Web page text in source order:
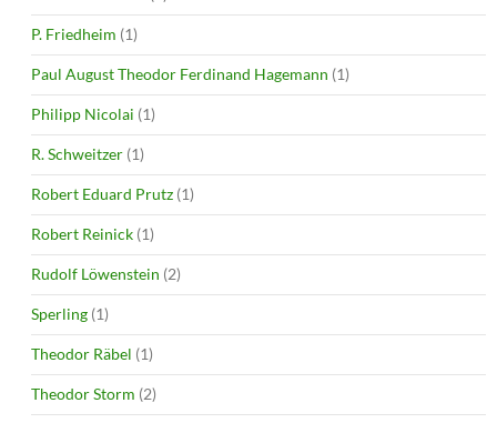
P. Friedheim (1)
Paul August Theodor Ferdinand Hagemann (1)
Philipp Nicolai (1)
R. Schweitzer (1)
Robert Eduard Prutz (1)
Robert Reinick (1)
Rudolf Löwenstein (2)
Sperling (1)
Theodor Räbel (1)
Theodor Storm (2)